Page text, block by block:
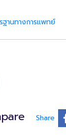
านทางการแพทย์
Share